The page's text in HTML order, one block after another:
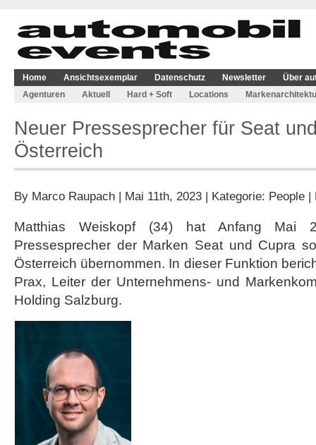
Home Ansichtsexemplar Datenschutz Newsletter
Über
Agenturen
Aktuell Hard + Soft Locations
Neuer Pressesprecher für Seat
Österreich
By Marco Raupach | Mai 11th, 2023 | Kategorie: People |
Matthias Weiskopf (34) hat Anfang Mai
Pressesprecher der Marken Seat und Cupra
Österreich übernommen. In dieser Funktion
Prax, Leiter der Unternehmens- und
Holding Salzburg.